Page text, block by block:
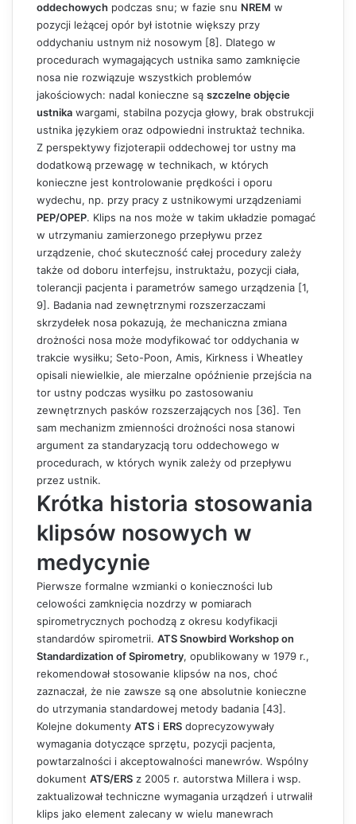
oddechowych podczas snu; w fazie snu NREM w
pozycji leżącej opór był istotnie większy przy
oddychaniu ustnym niż nosowym [8]. Dlatego w
procedurach wymagających ustnika samo zamknięcie
nosa nie rozwiązuje wszystkich problemów
jakościowych: nadal konieczne są szczelne objęcie
ustnika wargami, stabilna pozycja głowy, brak obstrukcji
ustnika językiem oraz odpowiedni instruktaż technika.
Z perspektywy fizjoterapii oddechowej tor ustny ma
dodatkową przewagę w technikach, w których
konieczne jest kontrolowanie prędkości i oporu
wydechu, np. przy pracy z ustnikowymi urządzeniami
PEP/OPEP. Klips na nos może w takim układzie pomagać
w utrzymaniu zamierzonego przepływu przez
urządzenie, choć skuteczność całej procedury zależy
także od doboru interfejsu, instruktażu, pozycji ciała,
tolerancji pacjenta i parametrów samego urządzenia [1,
9]. Badania nad zewnętrznymi rozszerzaczami
skrzydełek nosa pokazują, że mechaniczna zmiana
drożności nosa może modyfikować tor oddychania w
trakcie wysiłku; Seto-Poon, Amis, Kirkness i Wheatley
opisali niewielkie, ale mierzalne opóźnienie przejścia na
tor ustny podczas wysiłku po zastosowaniu
zewnętrznych pasków rozszerzających nos [36]. Ten
sam mechanizm zmienności drożności nosa stanowi
argument za standaryzacją toru oddechowego w
procedurach, w których wynik zależy od przepływu
przez ustnik.
Krótka historia stosowania
klipsów nosowych w
medycynie
Pierwsze formalne wzmianki o konieczności lub
celowości zamknięcia nozdrzy w pomiarach
spirometrycznych pochodzą z okresu kodyfikacji
standardów spirometrii. ATS Snowbird Workshop on
Standardization of Spirometry, opublikowany w 1979 r.,
rekomendował stosowanie klipsów na nos, choć
zaznaczał, że nie zawsze są one absolutnie konieczne
do utrzymania standardowej metody badania [43].
Kolejne dokumenty ATS i ERS doprecyzowywały
wymagania dotyczące sprzętu, pozycji pacjenta,
powtarzalności i akceptowalności manewrów. Wspólny
dokument ATS/ERS z 2005 r. autorstwa Millera i wsp.
zaktualizował techniczne wymagania urządzeń i utrwalił
klips jako element zalecany w wielu manewrach